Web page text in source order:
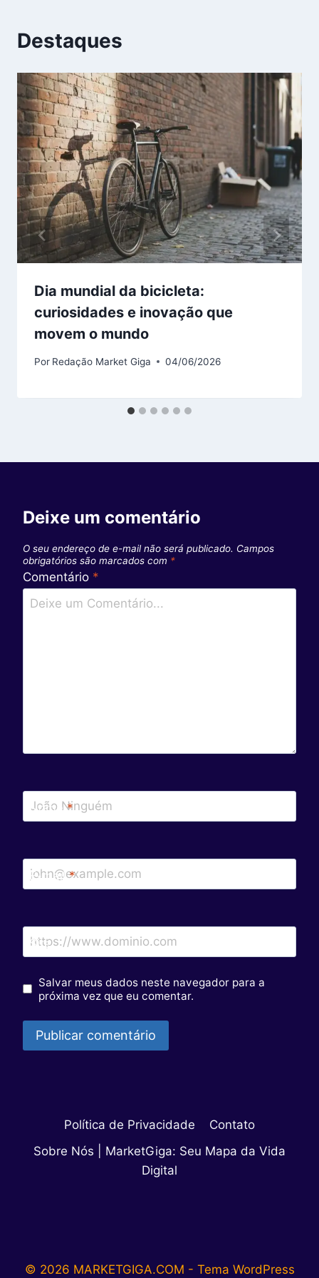
Destaques
Dia mundial da bicicleta:
curiosidades e inovação que
movem o mundo
Por Redação Market Giga 04/06/2026
Deixe um comentário
O seu endereço de e-mail não será publicado. Campos
obrigatórios são marcados com *
Comentário *
Nome*
E-mail*
Site
Salvar meus dados neste navegador para a
próxima vez que eu comentar.
Política de Privacidade
Contato
Sobre Nós | MarketGiga: Seu Mapa da Vida
Digital
© 2026 MARKETGIGA.COM - Tema WordPress